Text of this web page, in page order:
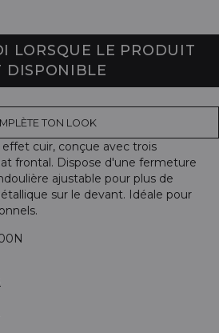
LORSQUE LE PRODUIT
DISPONIBLE
TON LOOK
cuir, conçue avec trois
frontal. Dispose d'une fermeture
ajustable pour plus de
sur le devant. Idéale pour